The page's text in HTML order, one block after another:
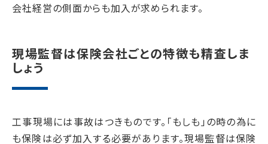
会社経営の側面からも加入が求められます。
現場監督は保険会社ごとの特徴も精査しま
しょう
工事現場には事故はつきものです。「もしも」の時の為に
も保険は必ず加入する必要があります。現場監督は保険